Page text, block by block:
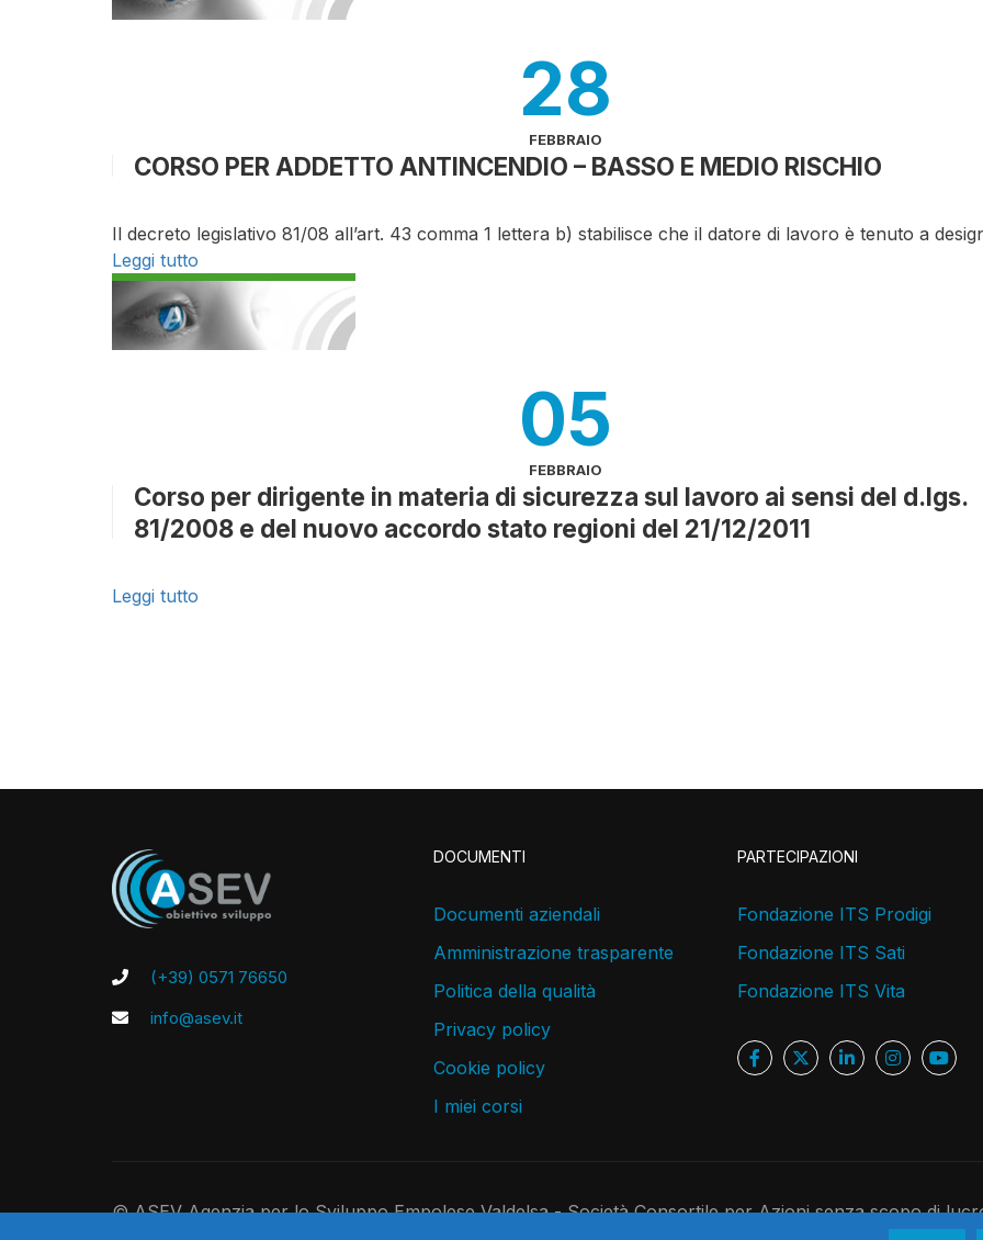
28
FEBBRAIO
CORSO PER ADDETTO ANTINCENDIO – BASSO E MEDIO RISCHIO
Il decreto legislativo 81/08 all’art. 43 comma 1 lettera b) stabilisce che il datore di lavoro è tenuto a
Leggi tutto
05
FEBBRAIO
Corso per dirigente in materia di sicurezza sul lavoro ai sensi del d.lgs.
81/2008 e del nuovo accordo stato regioni del 21/12/2011
Leggi tutto
(+39) 0571 76650
info@asev.it
DOCUMENTI
Documenti aziendali
Amministrazione trasparente
Politica della qualità
Privacy policy
Cookie policy
I miei corsi
PARTECIPAZIONI
Fondazione ITS Prodigi
Fondazione ITS Sati
Fondazione ITS Vita
© ASEV Agenzia per lo Sviluppo Empolese Valdelsa - Società Consortile per Azioni senza scopo di